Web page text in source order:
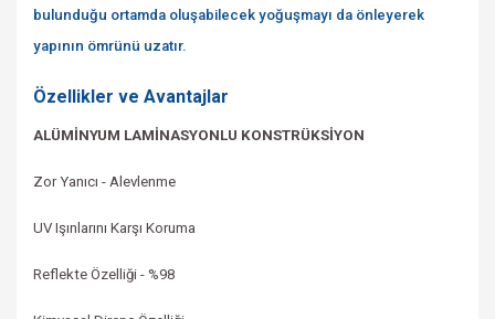
bulunduğu ortamda oluşabilecek yoğuşmayı da önleyerek
yapının ömrünü uzatır.
Özellikler ve Avantajlar
ALÜMİNYUM LAMİNASYONLU KONSTRÜKSİYON
Zor Yanıcı - Alevlenme
UV Işınlarını Karşı Koruma
Reflekte Özelliği - %98